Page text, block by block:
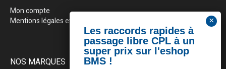
Mon compte
Mentions légales et politique de confidentialité
NOS MARQUES